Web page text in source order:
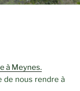
à Meynes.
de nous rendre à